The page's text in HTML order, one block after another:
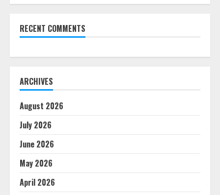
RECENT COMMENTS
ARCHIVES
August 2026
July 2026
June 2026
May 2026
April 2026